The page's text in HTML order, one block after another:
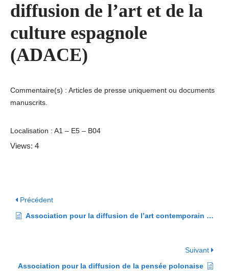
diffusion de l’art et de la
culture espagnole
(ADACE)
Commentaire(s) : Articles de presse uniquement ou documents
manuscrits.
Localisation : A1 – E5 – B04
Views: 4
Précédent
Association pour la diffusion de l’art contemporain (ADAC)
Suivant
Association pour la diffusion de la pensée polonaise